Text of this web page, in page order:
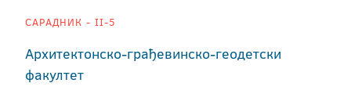
САРАДНИК - II-5
Архитектонско-грађевинско-геодетски
факултет